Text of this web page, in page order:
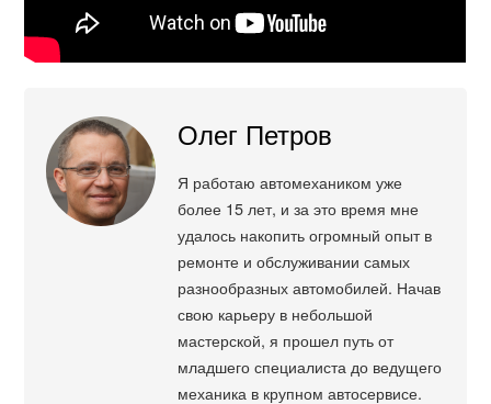
Олег Петров
Я работаю автомехаником уже
более 15 лет, и за это время мне
удалось накопить огромный опыт в
ремонте и обслуживании самых
разнообразных автомобилей. Начав
свою карьеру в небольшой
мастерской, я прошел путь от
младшего специалиста до ведущего
механика в крупном автосервисе.